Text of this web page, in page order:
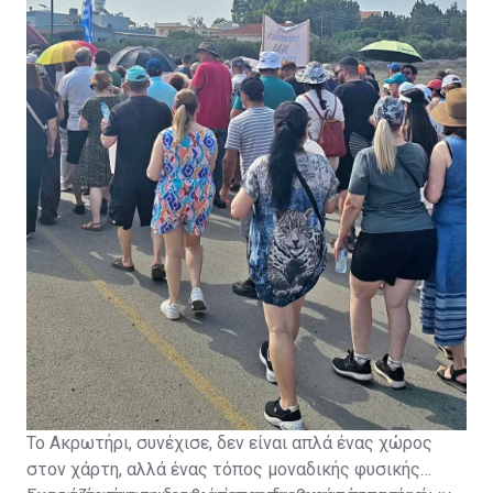
έχει δικαίωμα να προστατεύει το περιβάλλον της, την
ποιότητα ζωής της και το μέλλον των παιδιών της».
Το Ακρωτήρι, συνέχισε, δεν είναι απλά ένας χώρος
στον χάρτη, αλλά ένας τόπος μοναδικής φυσικής